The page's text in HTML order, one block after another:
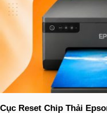
Cục Reset Chip Thải